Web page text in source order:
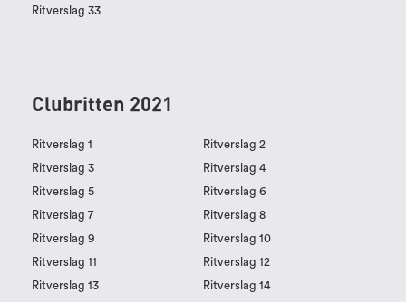
Ritverslag 33
Clubritten 2021
Ritverslag 1
Ritverslag 2
Ritverslag 3
Ritverslag 4
Ritverslag 5
Ritverslag 6
Ritverslag 7
Ritverslag 8
Ritverslag 9
Ritverslag 10
Ritverslag 11
Ritverslag 12
Ritverslag 13
Ritverslag 14